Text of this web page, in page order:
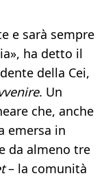
e sarà sempre
ha detto il
della Cei,
. Un
che, anche
emersa in
da almeno tre
– la comunità